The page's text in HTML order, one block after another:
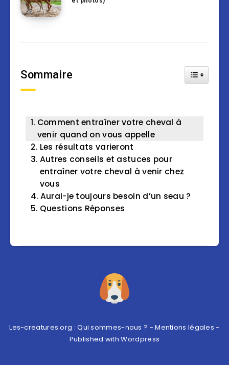
Sommaire Toggle
Comment entraîner votre cheval à
venir quand on vous appelle
Les résultats varieront
Autres conseils et astuces pour
entraîner votre cheval à venir chez
vous
Aurai-je toujours besoin d’un seau ?
Questions Réponses
Les-creatures.org :Qui sommes-nous ? -Mentions légales -
Published withWordpress